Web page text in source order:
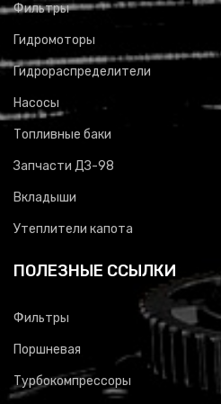
Фильтры
Гидромоторы
Гидрораспределители
Насосы
Топливные баки
Запчасти ДЗ-98
Вкладыши
Утеплители капота
ПОЛЕЗНЫЕ ССЫЛКИ
Фильтры
Поршневая
Турбокомпрессоры